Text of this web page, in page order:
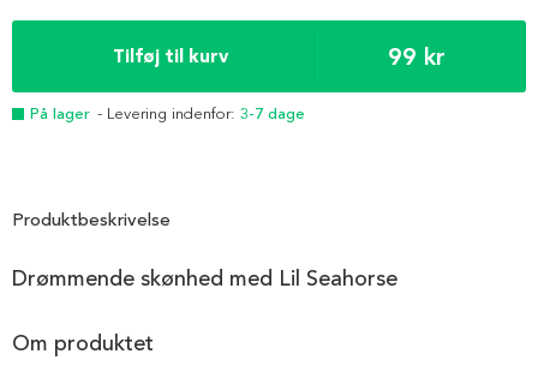
Tilføj til kurv 99 kr
På lager - Levering indenfor: 3-7 dage
Produktbeskrivelse
Drømmende skønhed med Lil Seahorse
Om produktet